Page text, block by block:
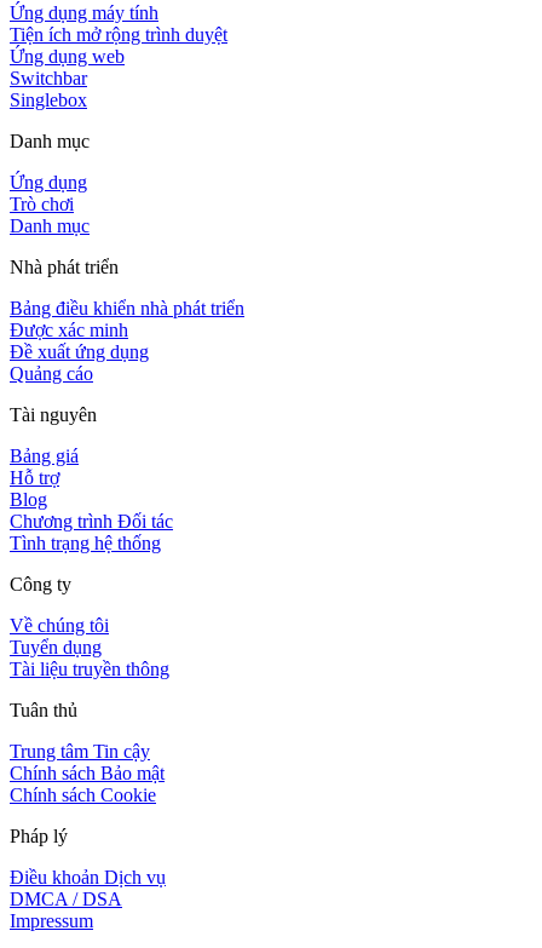
Ứng dụng máy tính
Tiện ích mở rộng trình duyệt
Ứng dụng web
Switchbar
Singlebox
Danh mục
Ứng dụng
Trò chơi
Danh mục
Nhà phát triển
Bảng điều khiển nhà phát triển
Được xác minh
Đề xuất ứng dụng
Quảng cáo
Tài nguyên
Bảng giá
Hỗ trợ
Blog
Chương trình Đối tác
Tình trạng hệ thống
Công ty
Về chúng tôi
Tuyển dụng
Tài liệu truyền thông
Tuân thủ
Trung tâm Tin cậy
Chính sách Bảo mật
Chính sách Cookie
Pháp lý
Điều khoản Dịch vụ
DMCA / DSA
Impressum